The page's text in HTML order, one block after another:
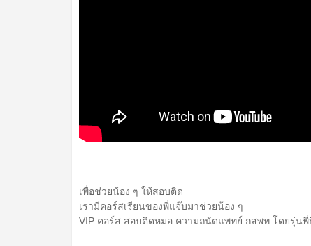
เพื่อช่วยน้อง ๆ ให้สอบติด
เรามีคอร์สเรียนของพี่แจ๊บมาช่วยน้อง ๆ
VIP คอร์ส สอบติดหมอ ความถนัดแพทย์ กสพท โดยรุ่น